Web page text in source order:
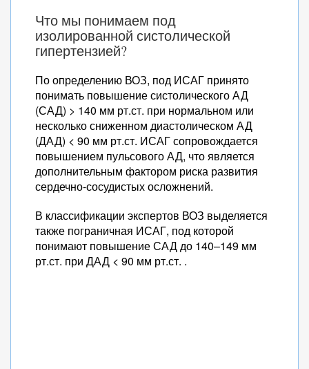
Что мы понимаем под
изолированной систолической
гипертензией?
По определению ВОЗ, под ИСАГ принято
понимать повышение систолического АД
(САД) > 140 мм рт.ст. при нормальном или
несколько сниженном диастолическом АД
(ДАД) < 90 мм рт.ст. ИСАГ сопровождается
повышением пульсового АД, что является
дополнительным фактором риска развития
сердечно-сосудистых осложнений.
В классификации экспертов ВОЗ выделяется
также пограничная ИСАГ, под которой
понимают повышение САД до 140–149 мм
рт.ст. при ДАД < 90 мм рт.ст. .